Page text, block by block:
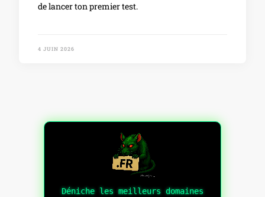
de lancer ton premier test.
4 JUIN 2026
Déniche les meilleurs domaines